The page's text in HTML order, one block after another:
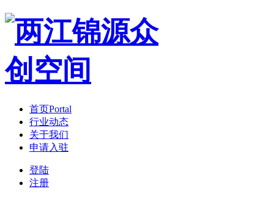
首页Portal
行业动态
关于我们
申请入驻
登陆
注册